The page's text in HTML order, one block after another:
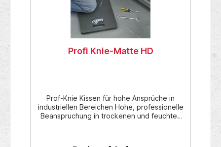
Profi Knie-Matte HD
Prof-Knie Kissen für hohe Ansprüche in
industriellen Bereichen Hohe, professionelle
Beanspruchung in trockenen und feuchten